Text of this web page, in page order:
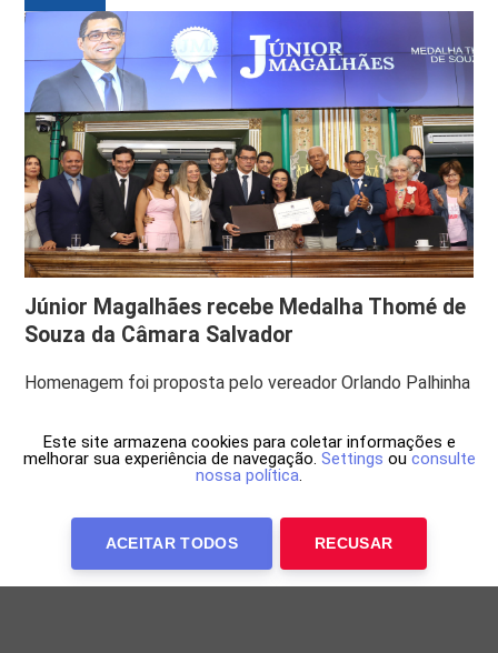
Júnior Magalhães recebe Medalha Thomé de
Souza da Câmara Salvador
Homenagem foi proposta pelo vereador Orlando Palhinha
Este site armazena cookies para coletar informações e
melhorar sua experiência de navegação. Settings ou consulte
nossa política.
ACEITAR TODOS RECUSAR